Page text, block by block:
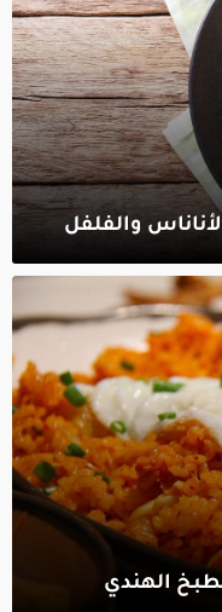
والفلفل
الهندي